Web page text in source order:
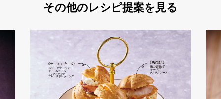
その他のレシピ提案を見る